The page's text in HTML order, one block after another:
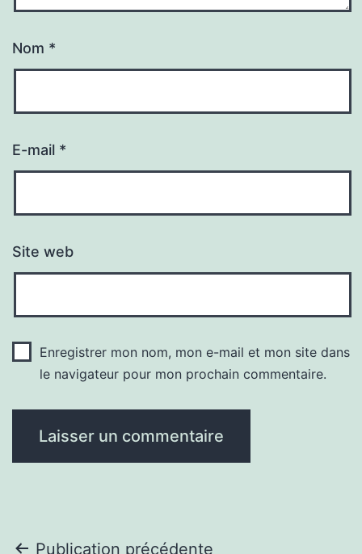
Nom *
E-mail *
Site web
Enregistrer mon nom, mon e-mail et mon site dans
le navigateur pour mon prochain commentaire.
Publication précédente